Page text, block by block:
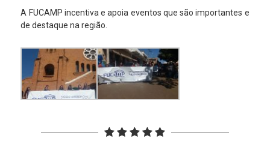
A FUCAMP incentiva e apoia eventos que são importantes e
de destaque na região.